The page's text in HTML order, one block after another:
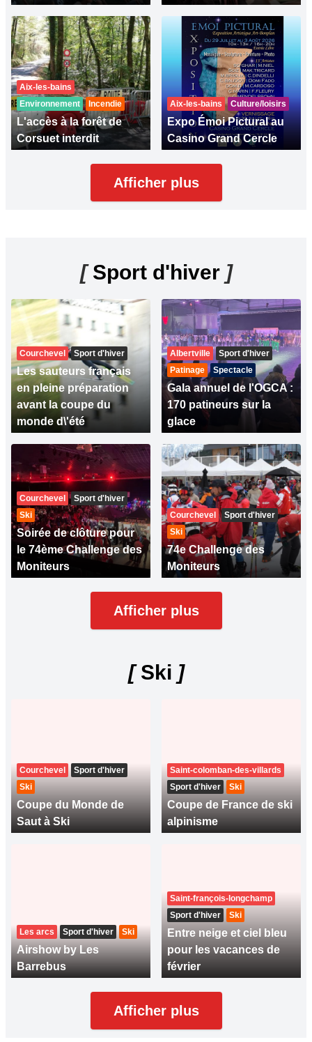
Aix-les-bains
Environnement
Incendie
L'accès à la forêt de
Corsuet interdit
Aix-les-bains Culture/loisirs
Expo Émoi Pictural au
Casino Grand Cercle
Afficher plus
[Sport d'hiver ]
Courchevel Sport d'hiver
Les sauteurs français
en pleine préparation
avant la coupe du
monde d\'été
Albertville
Sport d'hiver
Patinage
Spectacle
Gala annuel de l'OGCA :
170 patineurs sur la
glace
Courchevel
Sport d'hiver
Ski
Soirée de clôture pour
le 74ème Challenge des
Moniteurs
Courchevel
Sport d'hiver
Ski
74e Challenge des
Moniteurs
Afficher plus
[Ski ]
Courchevel
Sport d'hiver
Ski
Coupe du Monde de
Saut à Ski
Saint-colomban-des-villards
Sport d'hiver
Ski
Coupe de France de ski
alpinisme
Les arcs Sport d'hiver Ski
Airshow by Les
Barrebus
Saint-françois-longchamp
Sport d'hiver
Ski
Entre neige et ciel bleu
pour les vacances de
février
Afficher plus